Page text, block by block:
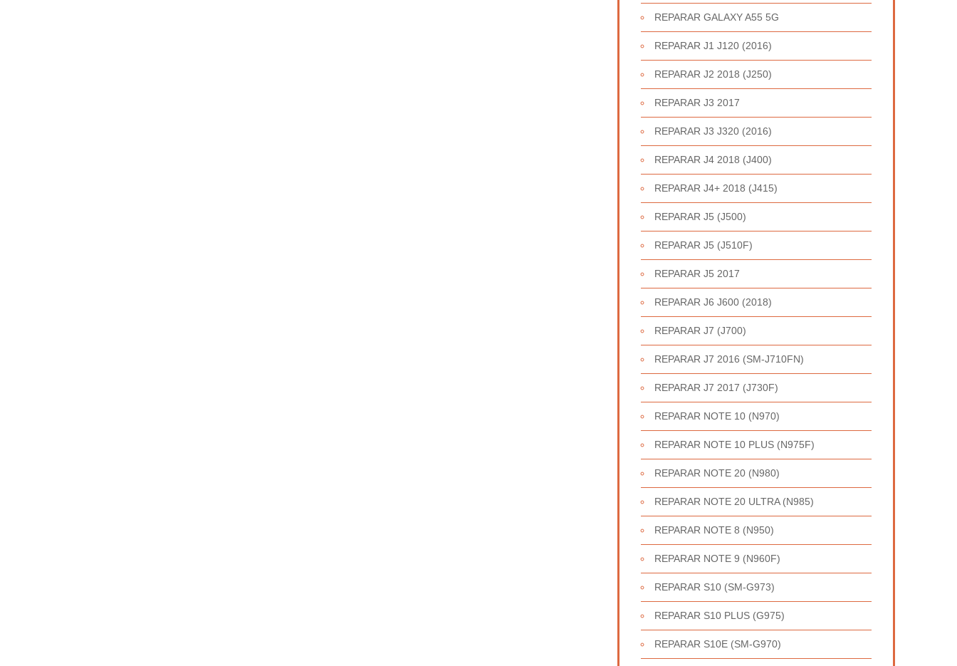
REPARAR GALAXY A55 5G
REPARAR J1 J120 (2016)
REPARAR J2 2018 (J250)
REPARAR J3 2017
REPARAR J3 J320 (2016)
REPARAR J4 2018 (J400)
REPARAR J4+ 2018 (J415)
REPARAR J5 (J500)
REPARAR J5 (J510F)
REPARAR J5 2017
REPARAR J6 J600 (2018)
REPARAR J7 (J700)
REPARAR J7 2016 (SM-J710FN)
REPARAR J7 2017 (J730F)
REPARAR NOTE 10 (N970)
REPARAR NOTE 10 PLUS (N975F)
REPARAR NOTE 20 (N980)
REPARAR NOTE 20 ULTRA (N985)
REPARAR NOTE 8 (N950)
REPARAR NOTE 9 (N960F)
REPARAR S10 (SM-G973)
REPARAR S10 PLUS (G975)
REPARAR S10E (SM-G970)